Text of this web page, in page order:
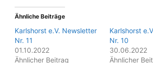
Ähnliche Beiträge
Karlshorst e.V. Newsletter
Nr. 11
01.10.2022
Ähnlicher Beitrag
Karlshorst
Nr. 10
30.06.2022
Ähnlicher